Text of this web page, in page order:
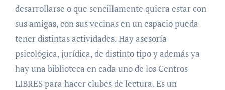
desarrollarse o que sencillamente quiera estar con
sus amigas, con sus vecinas en un espacio pueda
tener distintas actividades. Hay asesoría
psicológica, jurídica, de distinto tipo y además ya
hay una biblioteca en cada uno de los Centros
LIBRES para hacer clubes de lectura. Es un